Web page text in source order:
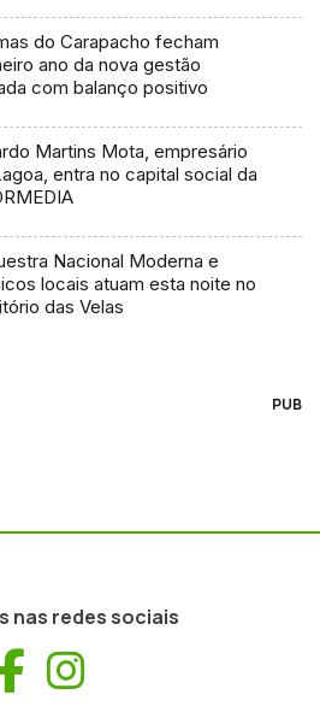
do Carapacho fecham
ano da nova gestão
com balanço positivo
Martins Mota, empresário
entra no capital social da
Nacional Moderna e
locais atuam esta noite no
das Velas
PUB
nas redes sociais
Facebook